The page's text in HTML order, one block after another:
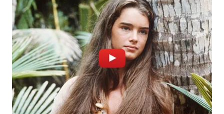
WN
SUMEDANG
WN
CIANJUR
WN
KEPULAUAN
SERIBU